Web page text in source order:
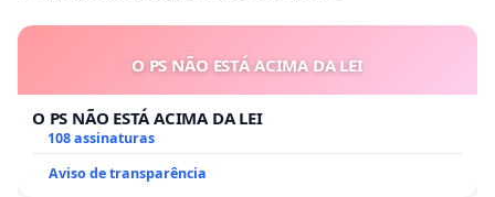
O PS NÃO ESTÁ ACIMA DA LEI
O PS NÃO ESTÁ ACIMA DA LEI
108 assinaturas
Aviso de transparência